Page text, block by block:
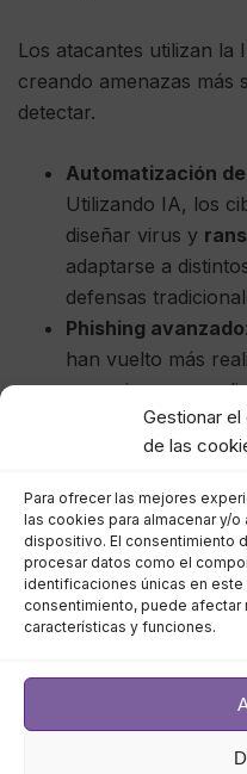
Gestionar
de las
Para ofrecer las mejores
las cookies para almacenar y/
dispositivo. El consentimiento
procesar datos como el
identificaciones únicas en
consentimiento, puede afectar
características y funciones.
Los atacantes utilizan la
creando amenazas más
detectar.
Automatización
Utilizando IA, los
diseñar virus y
adaptarse a
defensas
Phishing avanzado
han vuelto más
mensajes
basados ​​en
Impacto de la
defensas
Pero no sólo los
para mejorar su
Detección